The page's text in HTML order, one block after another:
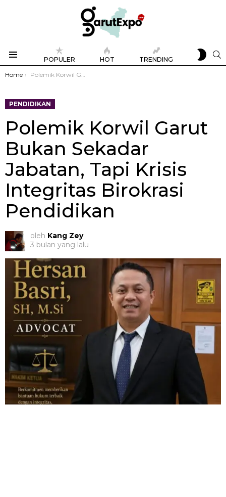
POPULER HOT TRENDING
SKIN
You are here:
Home Polemik Korwil Garut Bukan Sekadar Jabatan, Tapi Krisis Integritas Birokrasi Pendidikan
PENDIDIKAN
Polemik Korwil Garut
Bukan Sekadar
Jabatan, Tapi Krisis
Integritas Birokrasi
Pendidikan
oleh Kang Zey
3 bulan yang lalu